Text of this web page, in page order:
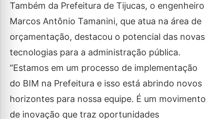
Também da Prefeitura de Tijucas, o engenheiro
Marcos Antônio Tamanini, que atua na área de
orçamentação, destacou o potencial das novas
tecnologias para a administração pública.
“Estamos em um processo de implementação
do BIM na Prefeitura e isso está abrindo novos
horizontes para nossa equipe. É um movimento
de inovação que traz oportunidades